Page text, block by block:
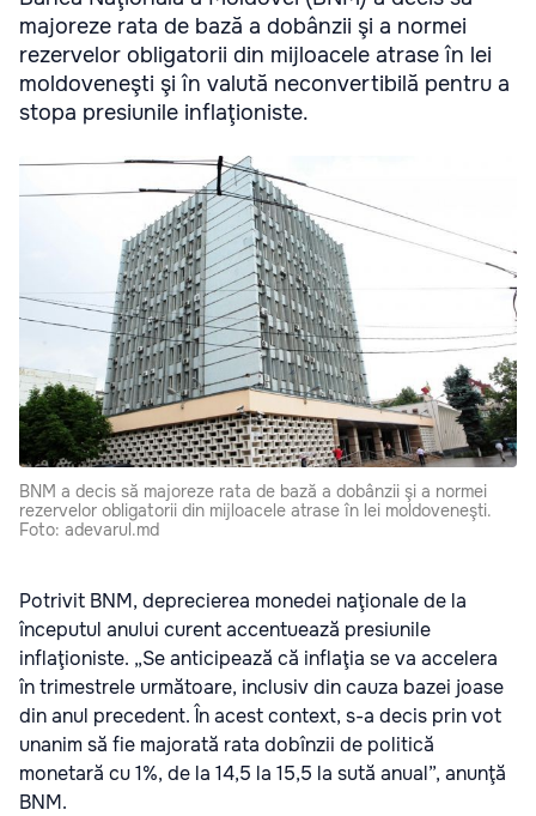
majoreze rata de bază a dobânzii şi a normei
rezervelor obligatorii din mijloacele atrase în lei
moldoveneşti şi în valută neconvertibilă pentru a
stopa presiunile inflaţioniste.
BNM a decis să majoreze rata de bază a dobânzii şi a normei
rezervelor obligatorii din mijloacele atrase în lei moldoveneşti.
Foto: adevarul.md
Potrivit BNM, deprecierea monedei naţionale de la
începutul anului curent accentuează presiunile
inflaţioniste. „Se anticipează că inflaţia se va accelera
în trimestrele următoare, inclusiv din cauza bazei joase
din anul precedent. În acest context, s-a decis prin vot
unanim să fie majorată rata dobînzii de politică
monetară cu 1%, de la 14,5 la 15,5 la sută anual”, anunţă
BNM.